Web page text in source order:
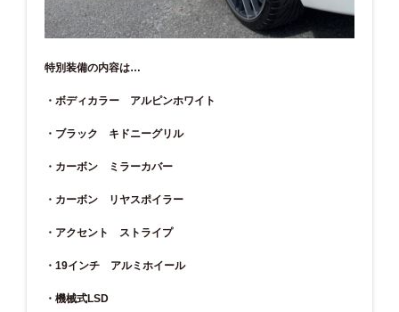
特別装備の内容は…
・ボディカラー アルピンホワイト
・ブラック キドニーグリル
・カーボン ミラーカバー
・カーボン リヤスポイラー
・アクセント ストライプ
・19インチ アルミホイール
・機械式LSD